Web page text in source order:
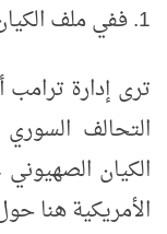
1. ففي ملف الكيان الصهيوني
ترى إدارة
التحالف
الكيان
الأمريكية هنا